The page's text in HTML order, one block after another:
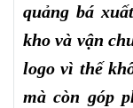
quảng bá
kho và vận
logo vì thế
mà còn góp